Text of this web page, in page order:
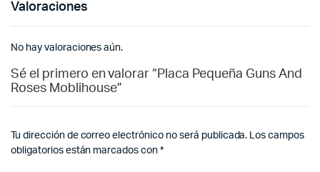
Valoraciones
No hay valoraciones aún.
Sé el primero en valorar “Placa Pequeña Guns And
Roses Moblihouse”
Tu dirección de correo electrónico no será publicada. Los campos
obligatorios están marcados con*